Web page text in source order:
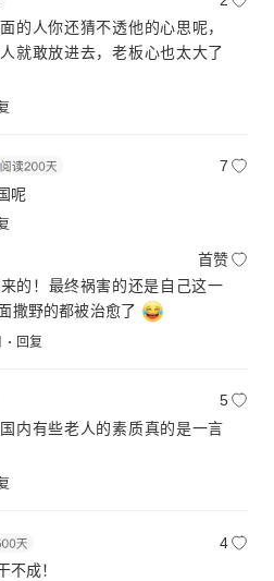
的人你还猜不透他的心思呢，
就敢放进去，老板心也太大了
7
呢
首赞
的！最终祸害的还是自己这一
撒野的都被治愈了
回复
5
内有些老人的素质真的是一言
4
不成！